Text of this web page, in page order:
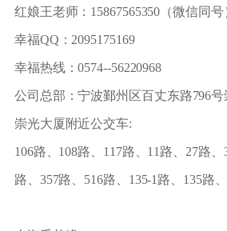
红娘王老师：15867565350（微信同号
幸福QQ：2095175169
幸福热线：0574--56220968
公司总部：宁波鄞州区百丈东路796
崇光大厦附近公交车:
106路、108路、117路、11路、27路
路、357路、516路、135-1路、135路